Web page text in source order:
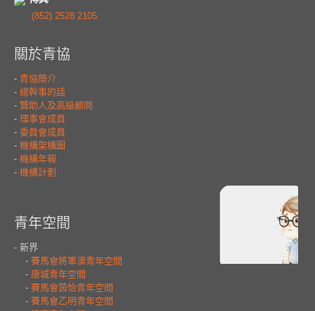
(852) 2528 2105